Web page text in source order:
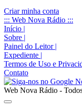
Criar minha conta
::: Web Nova Rádio :::
Início |
Sobre |
Painel do Leitor |
Expediente |
Termos de Uso e
Contato
Web Nova Rádio -